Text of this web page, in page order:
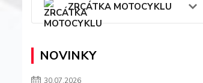
ZRCÁTKA MOTOCYKLU
NOVINKY
30.07.2026